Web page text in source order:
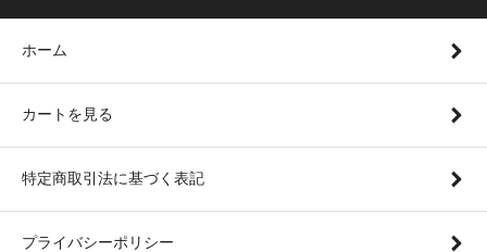
ホーム
カートを見る
特定商取引法に基づく表記
プライバシーポリシー